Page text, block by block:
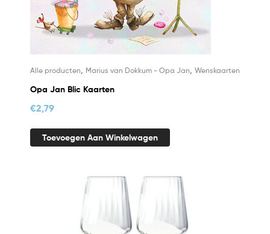
Alle producten Marius van Dokkum - Opa Jan Wenskaarten
Opa Jan Blic Kaarten
€2,79
Toevoegen Aan Winkelwagen